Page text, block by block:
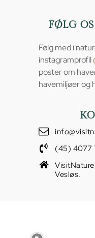
FØLG
Følg med i
instagramprofil
poster om
havemiljøer og
(45) 4077
Vesløs.